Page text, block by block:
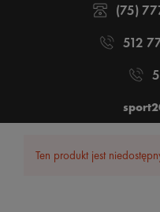
(75)
512
Ten produkt jest